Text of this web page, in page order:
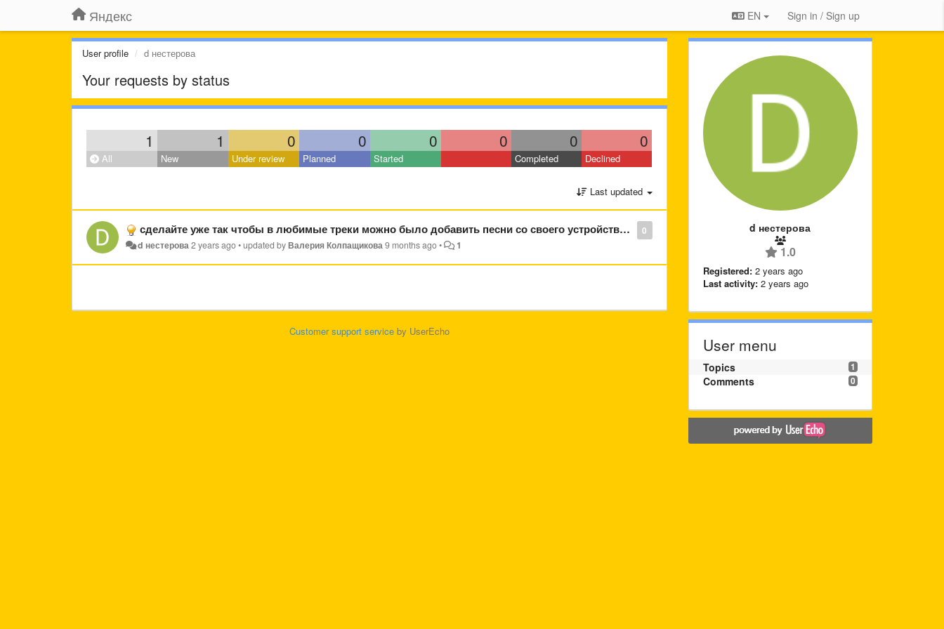
Яндекс EN Sign in / Sign up
User profile d нестерова
Your requests by status
1 1 0 0 0 0 0 0
All New Under review Planned Started Completed Declined
Last updated
0
сделайте уже так чтобы в любимые треки можно было добавить песни со своего устройства!!!!!!!!!!!!!!!
d нестерова2 years ago•updated byВалерия Колпащикова9 months ago• 1
Customer support serviceby UserEcho
d нестерова
1.0
Registered: 2 years ago
Last activity: 2 years ago
User menu
1
Topics
0
Comments